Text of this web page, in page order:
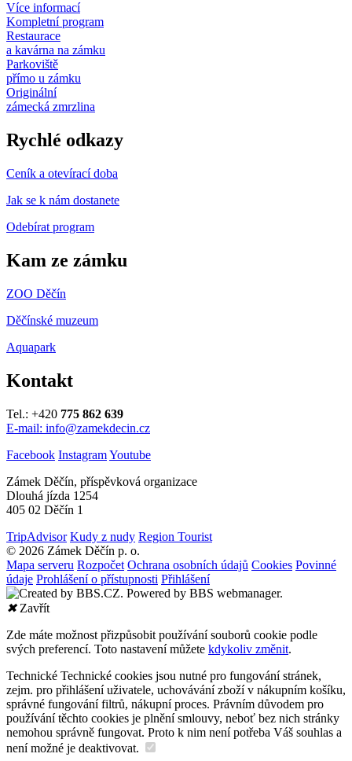
Více informací
Kompletní program
Restaurace
a kavárna na zámku
Parkoviště
přímo u zámku
Originální
zámecká zmrzlina
Rychlé odkazy
Ceník a otevírací doba
Jak se k nám dostanete
Odebírat program
Kam ze zámku
ZOO Děčín
Děčínské muzeum
Aquapark
Kontakt
Tel.: +420 775 862 639
E-mail: info@zamekdecin.cz
Facebook InstagramYoutube
Zámek Děčín, příspěvková organizace
Dlouhá jízda 1254
405 02 Děčín 1
TripAdvisor Kudy z nudy Region Tourist
© 2026 Zámek Děčín p. o.
Mapa serveru Rozpočet Ochrana osobních údajů Cookies Povinné
údaje Prohlášení o přístupnosti Přihlášení
✖Zavřít
Zde máte možnost přizpůsobit používání souborů cookie podle
svých preferencí. Toto nastavení můžete kdykoliv změnit.
Technické Technické cookies jsou nutné pro fungování stránek,
zejm. pro přihlášení uživatele, uchovávání zboží v nákupním košíku,
správné fungování filtrů, nákupní proces. Právním důvodem pro
používání těchto cookies je plnění smlouvy, neboť bez nich stránky
nemohou správně fungovat. Proto k nim není potřeba Váš souhlas a
není možné je deaktivovat.